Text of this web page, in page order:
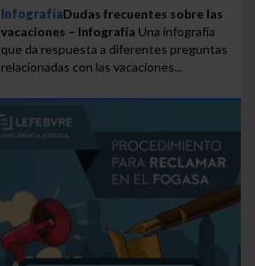
InfografíaDudas frecuentes sobre las
vacaciones – Infografía Una infografía
que da respuesta a diferentes preguntas
relacionadas con las vacaciones...